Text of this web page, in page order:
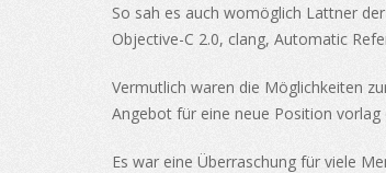
So sah es auch womöglich Lattner
Objective-C 2.0, clang, Automatic
Vermutlich waren die Möglichkeiten
Angebot für eine neue Position
Es war eine Überraschung für viele